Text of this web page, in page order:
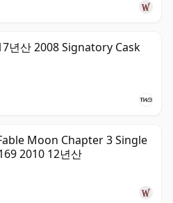
년산 2008 Signatory Cask
Moon Chapter 3 Single
2010 12년산